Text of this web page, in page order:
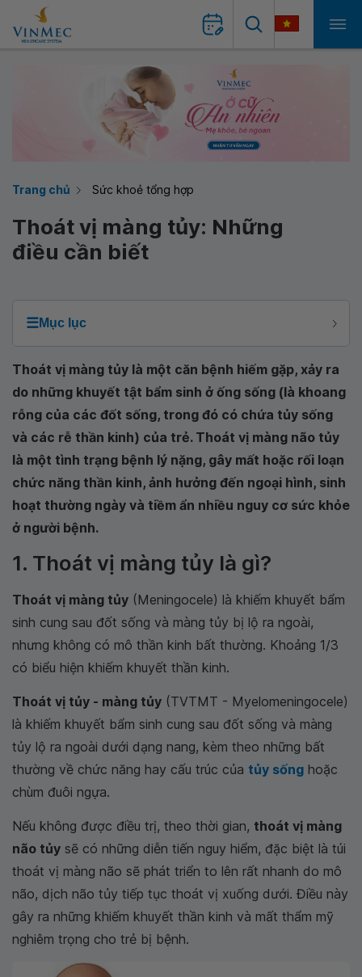
Trang chủ Sức khoẻ tổng hợp
Thoát vị màng tủy: Những
điều cần biết
☰Mục lục
Thoát vị màng tủy là một căn bệnh hiếm gặp, xảy ra
do những khuyết tật bẩm sinh ở ống sống (là khoang
rỗng của các đốt sống, trong đó có chứa tủy sống
và các rễ thần kinh) của trẻ. Thoát vị màng não tủy
là một tình trạng bệnh lý nặng, gây mất hoặc rối loạn
chức năng thần kinh, ảnh hưởng đến ngoại hình, sinh
hoạt thường ngày và tiềm ẩn nhiều nguy cơ sức khỏe
ở người bệnh.
1. Thoát vị màng tủy là gì?
Thoát vị màng tủy (Meningocele) là khiếm khuyết bẩm
sinh cung sau đốt sống và màng tủy bị lộ ra ngoài,
nhưng không có mô thần kinh bất thường. Khoảng 1/3
có biểu hiện khiếm khuyết thần kinh.
Thoát vị tủy - màng tủy (TVTMT - Myelomeningocele)
là khiếm khuyết bẩm sinh cung sau đốt sống và màng
tủy lộ ra ngoài dưới dạng nang, kèm theo những bất
thường về chức năng hay cấu trúc của tủy sống hoặc
chùm đuôi ngựa.
Nếu không được điều trị, theo thời gian, thoát vị màng
não tủy sẽ có những diễn tiến nguy hiểm, đặc biệt là túi
thoát vị màng não sẽ phát triển to lên rất nhanh do mô
não, dịch não tủy tiếp tục thoát vị xuống dưới. Điều này
gây ra những khiếm khuyết thần kinh và mất thẩm mỹ
nghiêm trọng cho trẻ bị bệnh.